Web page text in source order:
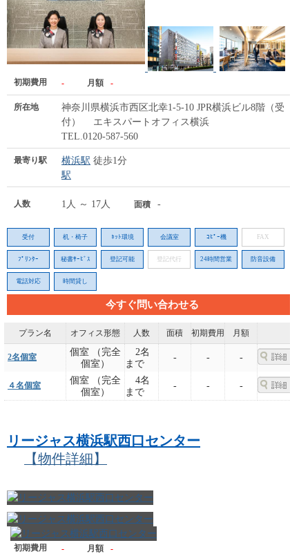
初期費用 - 月額 -
所在地
神奈川県横浜市西区北幸1-5-10 JPR横浜ビル8階（受
付） エキスパートオフィス横浜
TEL.0120-587-560
最寄り駅 横浜駅 徒歩1分
駅
人数 1人 ～ 17人 面積 -
受付 机・椅子 ﾈｯﾄ環境 会議室 ｺﾋﾟｰ機 FAX
ﾌﾟﾘﾝﾀｰ 秘書ｻｰﾋﾞｽ 登記可能 登記代行 24時間営業 防音設備
電話対応 時間貸し
今すぐ問い合わせる
プラン名 オフィス形態 人数 面積 初期費用 月額
2名個室
個室 （完全
個室）
2名
まで
- - -
４名個室
個室 （完全
個室）
4名
まで
- - -
リージャス横浜駅西口センター
【物件詳細】
初期費用 - 月額 -